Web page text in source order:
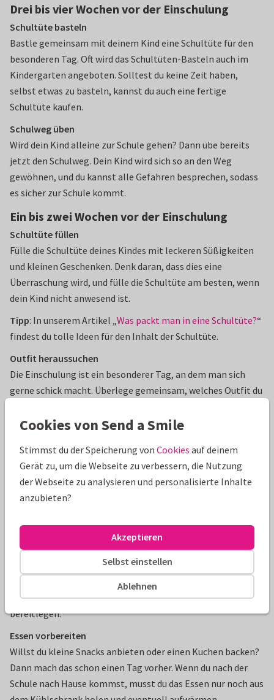
Drei bis vier Wochen vor der Einschulung
Schultüte basteln
Bastle gemeinsam mit deinem Kind eine Schultüte für den
besonderen Tag. Oft wird das Schultüten-Basteln auch im
Kindergarten angeboten. Solltest du keine Zeit haben,
selbst etwas zu basteln, kannst du auch eine fertige
Schultüte kaufen.
Schulweg üben
Wird dein Kind alleine zur Schule gehen? Dann übe bereits
jetzt den Schulweg. Dein Kind wird sich so an den Weg
gewöhnen, und du kannst alle Gefahren besprechen, sodass
es sicher zur Schule kommt.
Ein bis zwei Wochen vor der Einschulung
Schultüte füllen
Fülle die Schultüte deines Kindes mit leckeren Süßigkeiten
und kleinen Geschenken. Denk daran, dass dies eine
Überraschung wird, und fülle die Schultüte am besten, wenn
dein Kind nicht anwesend ist.
Tipp: In unserem Artikel „ Was packt man in eine Schultüte?“
findest du tolle Ideen für den Inhalt der Schultüte.
Outfit heraussuchen
Die Einschulung ist ein besonderer Tag, an dem man sich
gerne schick macht. Überlege gemeinsam, welches Outfit du
Outfit auf jeden Fall wohlfühlen und gut bewegen können.
Ein bis drei Tage vor der Einschulung
Dekoration vorbereiten
Bereite die Dekoration für die Feier nach der Schule bereits
vor. So hast du am Tag der Einschulung keine Hektik mehr
Wichtige Dinge herauslegen
Leg bereits wichtige Dinge raus, die du am Tag der
Einschulung mitnehmen möchtest, und pack den
Schulranzen. Vergiss zum Beispiel deine Kamera nicht! Du
kannst auch schon die Kleidung für den ersten Schultag
bereitlegen.
Essen vorbereiten
Willst du kleine Snacks anbieten oder einen Kuchen backen?
Dann mach das schon einen Tag vorher. Wenn du nach der
Schule nach Hause kommst, musst du das Essen nur noch aus
Cookies von Send a Smile
Stimmst du der Speicherung von Cookies auf deinem
Gerät zu, um die Webseite zu verbessern, die Nutzung
der Webseite zu analysieren und personalisierte Inhalte
anzubieten?
Ablehnen
Selbst einstellen
Akzeptieren